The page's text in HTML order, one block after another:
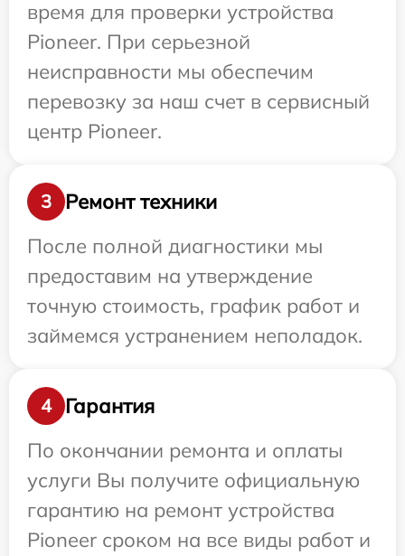
время для проверки устройства
Pioneer. При серьезной
неисправности мы обеспечим
перевозку за наш счет в сервисный
центр Pioneer.
3
Ремонт техники
После полной диагностики мы
предоставим на утверждение
точную стоимость, график работ и
займемся устранением неполадок.
4
Гарантия
По окончании ремонта и оплаты
услуги Вы получите официальную
гарантию на ремонт устройства
Pioneer сроком на все виды работ и